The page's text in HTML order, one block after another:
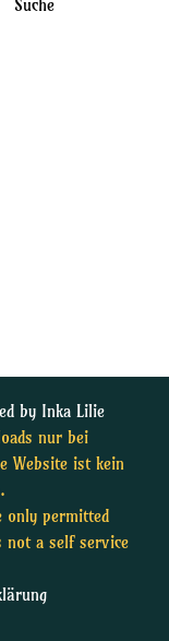
by Inka Lilie
nur bei
Website ist kein
only permitted
not a self service